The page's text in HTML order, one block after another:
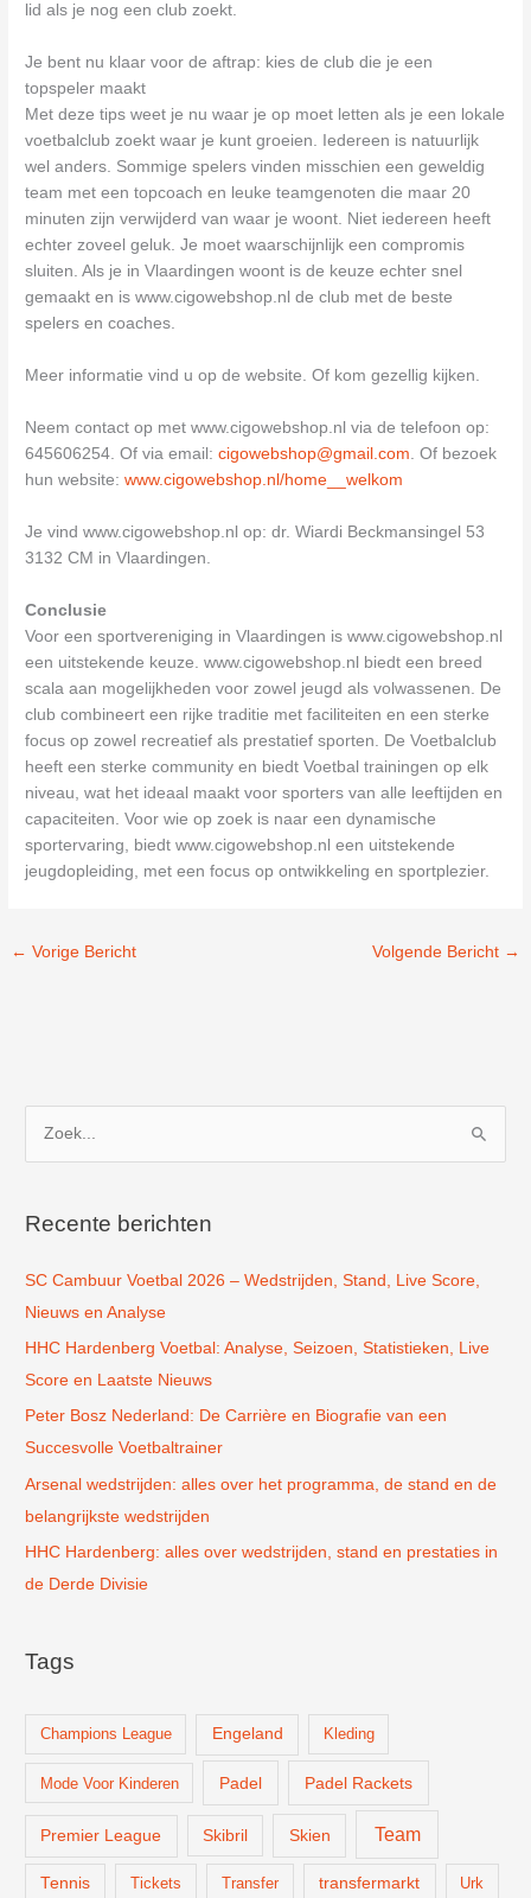
lid als je nog een club zoekt.
Je bent nu klaar voor de aftrap: kies de club die je een
topspeler maakt
Met deze tips weet je nu waar je op moet letten als je een lokale
voetbalclub zoekt waar je kunt groeien. Iedereen is natuurlijk
wel anders. Sommige spelers vinden misschien een geweldig
team met een topcoach en leuke teamgenoten die maar 20
minuten zijn verwijderd van waar je woont. Niet iedereen heeft
echter zoveel geluk. Je moet waarschijnlijk een compromis
sluiten. Als je in Vlaardingen woont is de keuze echter snel
gemaakt en is www.cigowebshop.nl de club met de beste
spelers en coaches.
Meer informatie vind u op de website. Of kom gezellig kijken.
Neem contact op met www.cigowebshop.nl via de telefoon op:
645606254. Of via email:cigowebshop@gmail.com. Of bezoek
hun website:www.cigowebshop.nl/home__welkom
Je vind www.cigowebshop.nl op: dr. Wiardi Beckmansingel 53
3132 CM in Vlaardingen.
Conclusie
Voor een sportvereniging in Vlaardingen is www.cigowebshop.nl
een uitstekende keuze. www.cigowebshop.nl biedt een breed
scala aan mogelijkheden voor zowel jeugd als volwassenen. De
club combineert een rijke traditie met faciliteiten en een sterke
focus op zowel recreatief als prestatief sporten. De Voetbalclub
heeft een sterke community en biedt Voetbal trainingen op elk
niveau, wat het ideaal maakt voor sporters van alle leeftijden en
capaciteiten. Voor wie op zoek is naar een dynamische
sportervaring, biedt www.cigowebshop.nl een uitstekende
jeugdopleiding, met een focus op ontwikkeling en sportplezier.
← Vorige Bericht Volgende Bericht →
k
a
a
r
:
Recente berichten
SC Cambuur Voetbal 2026 – Wedstrijden, Stand, Live Score,
Nieuws en Analyse
HHC Hardenberg Voetbal: Analyse, Seizoen, Statistieken, Live
Score en Laatste Nieuws
Peter Bosz Nederland: De Carrière en Biografie van een
Succesvolle Voetbaltrainer
Arsenal wedstrijden: alles over het programma, de stand en de
belangrijkste wedstrijden
HHC Hardenberg: alles over wedstrijden, stand en prestaties in
de Derde Divisie
Tags
Champions League Engeland Kleding
Mode Voor Kinderen Padel Padel Rackets
Premier League Skibril Skien Team
Tennis Tickets Transfer transfermarkt Urk